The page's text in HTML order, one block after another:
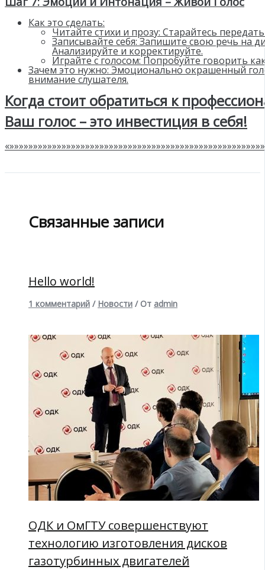
Как это сделать:
Читайте стихи и прозу: Старайтесь
Записывайте себя: Запишите свою речь на
Анализируйте и корректируйте.
Играйте с голосом: Попробуйте говорить
Зачем это нужно: Эмоционально окрашенный
внимание слушателя.
Когда стоит обратиться к
Ваш голос – это инвестиция в себя!
Связанные записи
Hello world!
1 комментарий / Новости / От admin
ОДК и ОмГТУ совершенствуют
технологию изготовления дисков
газотурбинных двигателей